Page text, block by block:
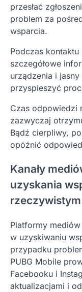
przesłać
problem za
wsparcia.
Podczas kontaktu
szczegółowe
urządzenia i
przyspieszyć
Czas odpowiedzi
zazwyczaj
Bądź cierpliwy,
opóźnić
Kanały
uzyskania
rzeczywistym
Platformy
w uzyskiwaniu
przypadku
PUBG Mobile
Facebooku i
aktualizacjami i